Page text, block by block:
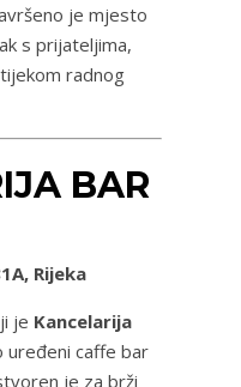
je mjesto
s prijateljima,
radnog
BAR
Rijeka
je Kancelarija
uređeni caffe bar
je za brži